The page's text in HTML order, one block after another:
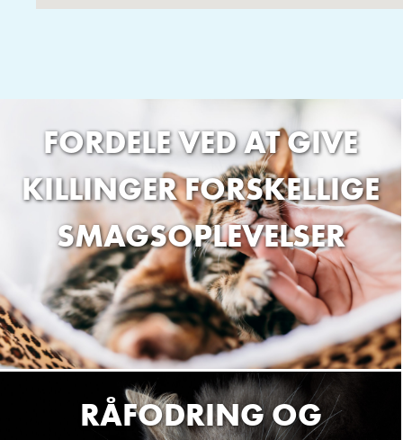
FORDELE VED AT GIVE
KILLINGER FORSKELLIGE
SMAGSOPLEVELSER
RÅFODRING OG